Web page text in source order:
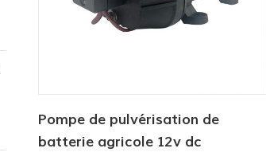
Pompe de pulvérisation de
batterie agricole 12v dc